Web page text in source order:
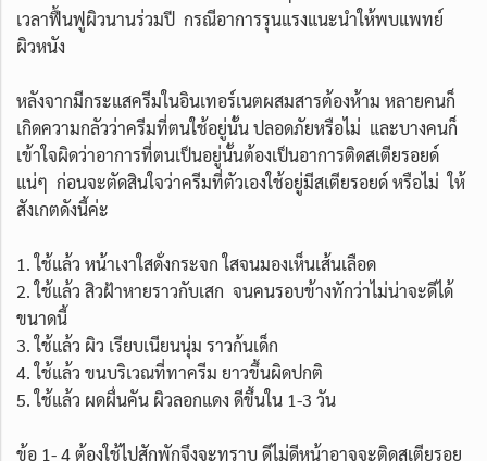
เวลาฟื้นฟูผิวนานร่วมปี กรณีอาการรุนแรงแนะนำให้พบแพทย์
ผิวหนัง
หลังจากมีกระแสครีมในอินเทอร์เนตผสมสารต้องห้าม หลายคนก็
เกิดความกลัวว่าครีมที่ตนใช้อยู่นั้น ปลอดภัยหรือไม่ และบางคนก็
เข้าใจผิดว่าอาการที่ตนเป็นอยู่นั้นต้องเป็นอาการติดสเตียรอยด์
แน่ๆ ก่อนจะตัดสินใจว่าครีมที่ตัวเองใช้อยู่มีสเตียรอยด์ หรือไม่ ให้
สังเกตดังนี้ค่ะ
1. ใช้แล้ว หน้าเงาใสดั่งกระจก ใสจนมองเห็นเส้นเลือด
2. ใช้แล้ว สิวฝ้าหายราวกับเสก จนคนรอบข้างทักว่าไม่น่าจะดีได้
ขนาดนี้
3. ใช้แล้ว ผิว เรียบเนียนนุ่ม ราวก้นเด็ก
4. ใช้แล้ว ขนบริเวณที่ทาครีม ยาวขึ้นผิดปกติ
5. ใช้แล้ว ผดผื่นคัน ผิวลอกแดง ดีขึ้นใน 1-3 วัน
ข้อ 1- 4 ต้องใช้ไปสักพักจึงจะทราบ ดีไม่ดีหน้าอาจจะติดสเตียรอย